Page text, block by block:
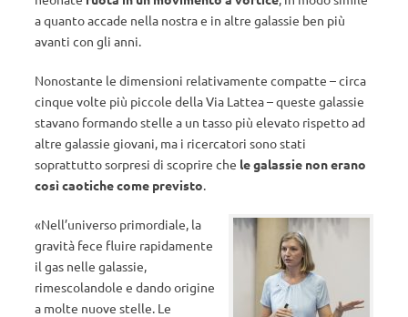
a quanto accade nella nostra e in altre galassie ben più
avanti con gli anni.
Nonostante le dimensioni relativamente compatte – circa
cinque volte più piccole della Via Lattea – queste galassie
stavano formando stelle a un tasso più elevato rispetto ad
altre galassie giovani, ma i ricercatori sono stati
soprattutto sorpresi di scoprire che le galassie non erano
così caotiche come previsto.
«Nell’universo primordiale, la
gravità fece fluire rapidamente
il gas nelle galassie,
rimescolandole e dando origine
a molte nuove stelle. Le